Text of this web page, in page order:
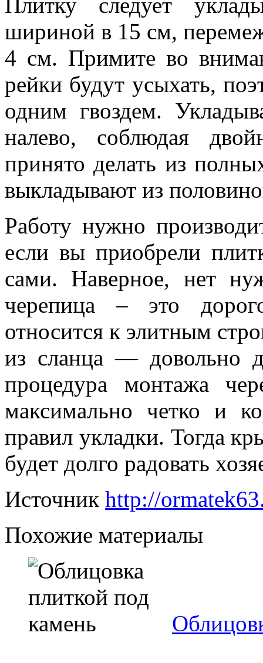
Плитку следует
шириной в 15 см,
4 см. Примите во
рейки будут усыхать,
одним гвоздем.
налево, соблюдая
принято делать из
выкладывают из
Работу нужно
если вы приобрели
сами. Наверное, нет
черепица – это
относится к элитным
из сланца — довольно
процедура монтажа
максимально четко и
правил укладки. Тогда
будет долго радовать
Источник http://
Похожие материалы